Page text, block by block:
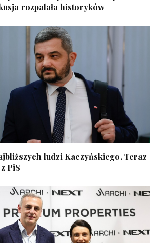
rozpalała historyków
ludzi Kaczyńskiego. Teraz
PiS